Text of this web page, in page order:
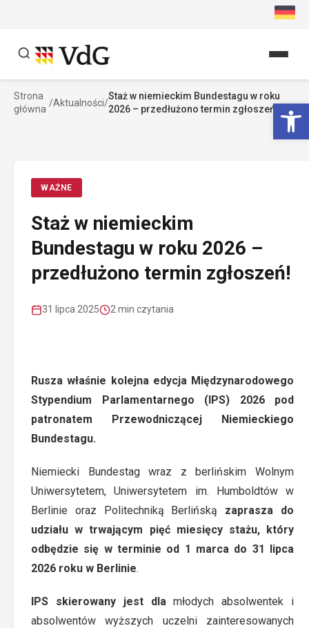
Szukaj
Szukaj
Strona
główna
/Aktualności/
Staż w niemieckim Bundestagu w roku
2026 – przedłużono termin zgłoszeń!
WAŻNE
Staż w niemieckim
Bundestagu w roku 2026 –
przedłużono termin zgłoszeń!
31 lipca 2025 2 min czytania
Rusza właśnie kolejna edycja Międzynarodowego
Stypendium Parlamentarnego (IPS) 2026 pod
patronatem Przewodniczącej Niemieckiego
Bundestagu.
Niemiecki Bundestag wraz z berlińskim Wolnym
Uniwersytetem, Uniwersytetem im. Humboldtów w
Berlinie oraz Politechniką Berlińską zaprasza do
udziału w trwającym pięć miesięcy stażu, który
odbędzie się w terminie od 1 marca do 31 lipca
2026 roku w Berlinie.
IPS skierowany jest dlamłodych absolwentek i
absolwentów wyższych uczelni zainteresowanych